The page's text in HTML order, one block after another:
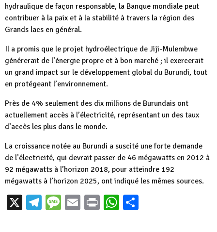
hydraulique de façon responsable, la Banque mondiale peut
contribuer à la paix et à la stabilité à travers la région des
Grands lacs en général.
Il a promis que le projet hydroélectrique de Jiji-Mulembwe
générerait de l’énergie propre et à bon marché ; il exercerait
un grand impact sur le développement global du Burundi, tout
en protégeant l’environnement.
Près de 4% seulement des dix millions de Burundais ont
actuellement accès à l’électricité, représentant un des taux
d’accès les plus dans le monde.
La croissance notée au Burundi a suscité une forte demande
de l’électricité, qui devrait passer de 46 mégawatts en 2012 à
92 mégawatts à l’horizon 2018, pour atteindre 192
mégawatts à l’horizon 2025, ont indiqué les mêmes sources.
X Telegram
Message
EmailPrintWhatsApp